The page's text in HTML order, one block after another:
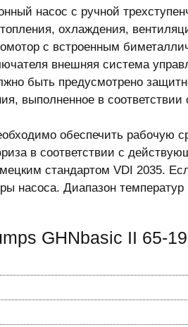
насос с ручной
охлаждения,
с встроенным
внешняя система
быть предусмотрено
выполненное в
обеспечить рабочую
в соответствии с
стандартом VDI 2035.
насоса. Диапазон
GHNbasic II 65-